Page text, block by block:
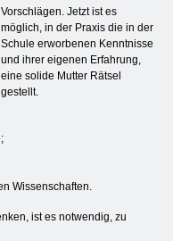
Vorschlägen. Jetzt ist es
möglich, in der Praxis die in der
Schule erworbenen Kenntnisse
und ihrer eigenen Erfahrung,
eine solide Mutter Rätsel
gestellt.
Wissenschaften.
ist es notwendig, zu